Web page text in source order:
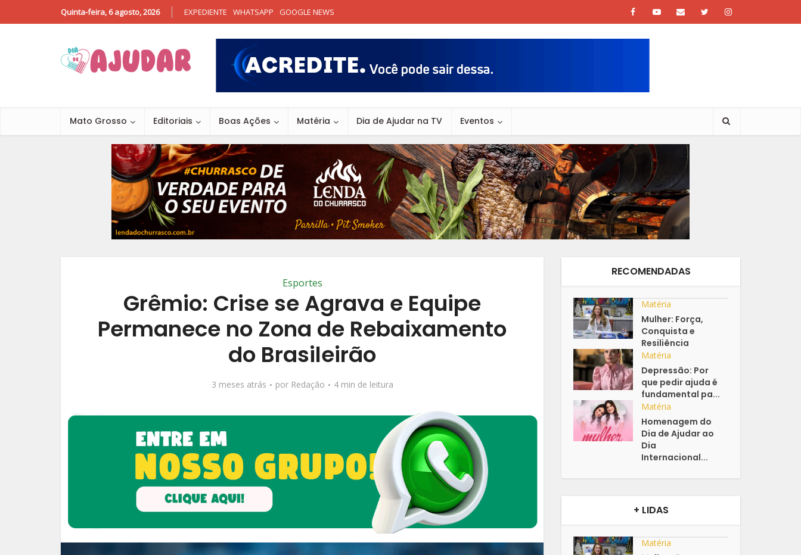
Quinta-feira, 6 agosto, 2026 EXPEDIENTE WHATSAPP GOOGLE NEWS
Mato Grosso Editoriais Boas Ações Matéria Dia de Ajudar na TV Eventos
Esportes
Grêmio: Crise se Agrava e Equipe
Permanece no Zona de Rebaixamento
do Brasileirão
3 meses atrás por Redação 4 min de leitura
RECOMENDADAS
Matéria
Mulher: Força,
Conquista e
Resiliência
Matéria
Depressão: Por
que pedir ajuda é
fundamental pa...
Matéria
Homenagem do
Dia de Ajudar ao
Dia
Internacional...
+ LIDAS
Matéria